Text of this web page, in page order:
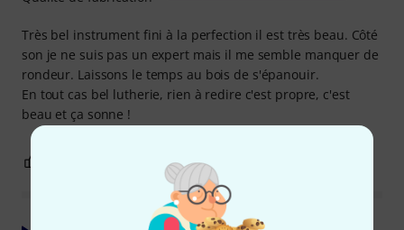
Très bel instrument fini à la perfection il est très beau. Côté
son je ne suis pas un expert mais il me semble manquer de
rondeur. Laissons le temps au bois de s'épanouir.
En tout cas bel lutherie, rien à redire c'est propre, c'est
beau et ça sonne !
SIGNALER L'ÉVALUATION